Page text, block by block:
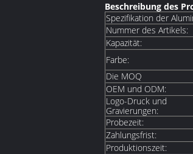
Beschreibung des
Spezifikation der
Nummer des Artikels:
Kapazität:
Farbe:
Die MOQ
OEM und ODM:
Logo-Druck und
Gravierungen:
Probezeit:
Zahlungsfrist:
Produktionszeit: